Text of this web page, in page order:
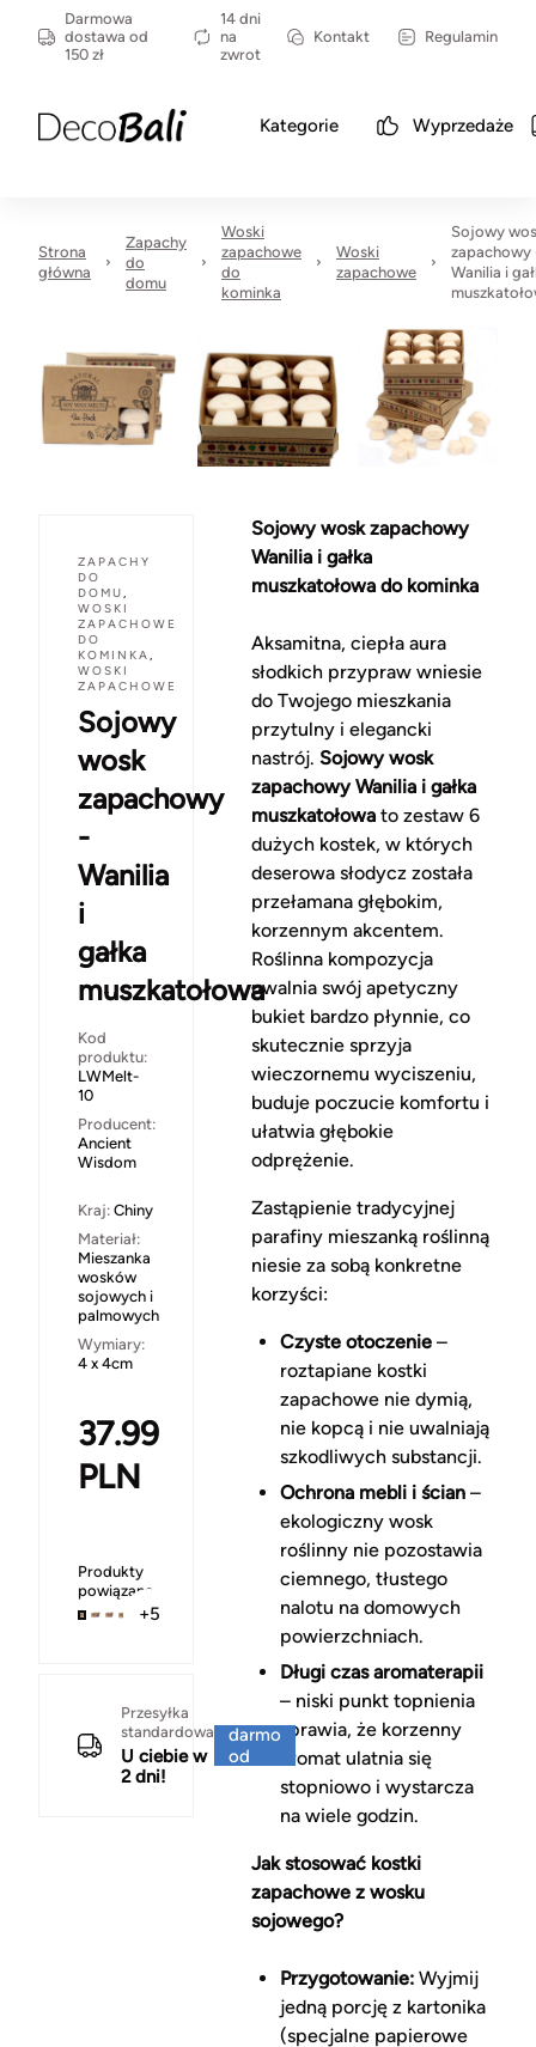
Darmowa
dostawa od
150 zł
14 dni
na
zwrot
Kontakt Regulamin
Kategorie Wyprzedaże
Strona
główna
Zapachy
do
domu
Woski
zapachowe
do
kominka
Woski
zapachowe
Sojowy
zapachowy
Wanilia i
ZAPACHY
DO
DOMU,
WOSKI
ZAPACHOWE
DO
KOMINKA,
WOSKI
ZAPACHOWE
Sojowy
wosk
zapachowy
-
Wanilia
i
gałka
muszkatołowa
Kod
produktu:
LWMelt-
10
Producent:
Ancient
Wisdom
Kraj: Chiny
Materiał:
Mieszanka
wosków
sojowych i
palmowych
Wymiary:
4 x 4cm
37.99
PLN
Produkty
powiązane
+5
Przesyłka
standardowa
U ciebie w
2 dni!
darmo
od
Sojowy wosk zapachowy
Wanilia i gałka
muszkatołowa do kominka
Aksamitna, ciepła aura
słodkich przypraw wniesie
do Twojego mieszkania
przytulny i elegancki
nastrój. Sojowy wosk
zapachowy Wanilia i gałka
muszkatołowato zestaw 6
dużych kostek, w których
deserowa słodycz została
przełamana głębokim,
korzennym akcentem.
Roślinna kompozycja
uwalnia swój apetyczny
bukiet bardzo płynnie, co
skutecznie sprzyja
wieczornemu wyciszeniu,
buduje poczucie komfortu i
ułatwia głębokie
odprężenie.
Zastąpienie tradycyjnej
parafiny mieszanką roślinną
niesie za sobą konkretne
korzyści:
Czyste otoczenie–
roztapiane kostki
zapachowe nie dymią,
nie kopcą i nie uwalniają
szkodliwych substancji.
Ochrona mebli i ścian–
ekologiczny wosk
roślinny nie pozostawia
ciemnego, tłustego
nalotu na domowych
powierzchniach.
Długi czas aromaterapii
– niski punkt topnienia
sprawia, że korzenny
aromat ulatnia się
stopniowo i wystarcza
na wiele godzin.
Jak stosować kostki
zapachowe z wosku
sojowego?
Przygotowanie:Wyjmij
jedną porcję z kartonika
(specjalne papierowe